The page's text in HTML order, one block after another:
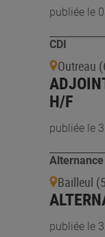
publiée le
CDI
Outreau
H/F
publiée le
Alternance
Bailleul
publiée le